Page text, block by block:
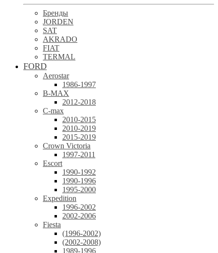
Бренды
JORDEN
SAT
AKRADO
FIAT
TERMAL
FORD
Aerostar
1986-1997
B-MAX
2012-2018
C-max
2010-2015
2010-2019
2015-2019
Crown Victoria
1997-2011
Escort
1990-1992
1990-1996
1995-2000
Expedition
1996-2002
2002-2006
Fiesta
(1996-2002)
(2002-2008)
1989-1996